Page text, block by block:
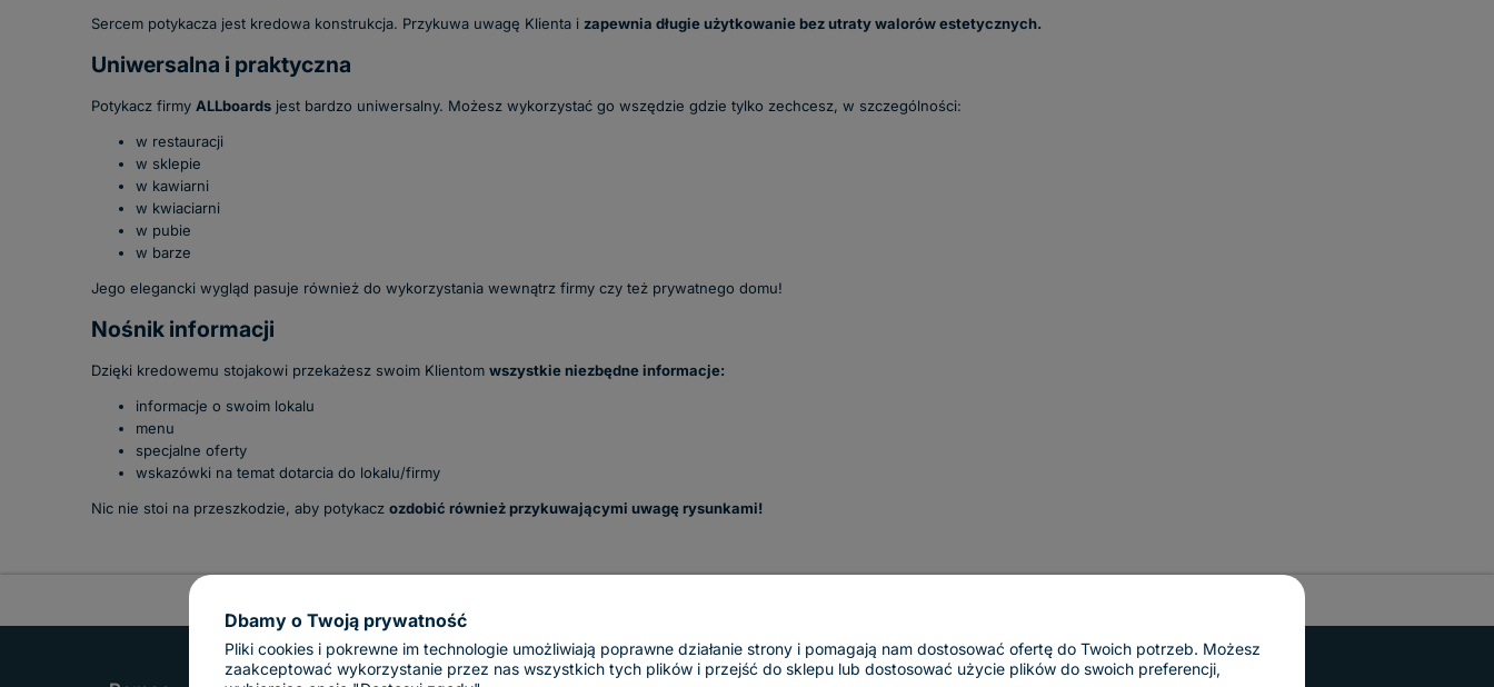
Sercem potykacza jest kredowa konstrukcja. Przykuwa uwagę Klienta i zapewnia długie użytkowanie bez utraty walorów estetycznych.
Uniwersalna i praktyczna
Potykacz firmy ALLboards jest bardzo uniwersalny. Możesz wykorzystać go wszędzie gdzie tylko zechcesz, w szczególności:
w restauracji
w sklepie
w kawiarni
w kwiaciarni
w pubie
w barze
Jego elegancki wygląd pasuje również do wykorzystania wewnątrz firmy czy też prywatnego domu!
Nośnik informacji
Dzięki kredowemu stojakowi przekażesz swoim Klientom wszystkie niezbędne informacje:
informacje o swoim lokalu
menu
specjalne oferty
wskazówki na temat dotarcia do lokalu/firmy
Nic nie stoi na przeszkodzie, aby potykacz ozdobić również przykuwającymi uwagę rysunkami!
Dbamy o Twoją prywatność
Pliki cookies i pokrewne im technologie umożliwiają poprawne działanie strony i pomagają nam dostosować ofertę do Twoich potrzeb. Możesz
zaakceptować wykorzystanie przez nas wszystkich tych plików i przejść do sklepu lub dostosować użycie plików do swoich preferencji,